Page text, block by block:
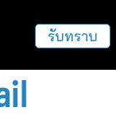
รับทราบ